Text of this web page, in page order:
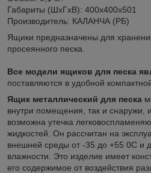
Габариты (ШхГхВ): 400х400х501
Производитель: КАЛАНЧА (РБ)
Ящики предназначены для
просеянного песка.
Все модели ящиков для песка
поставляются в удобной
Ящик металлический для песка
внутри помещения, так и снаружи,
возможна утечка
жидкостей. Он рассчитан на
внешней среды от -35 до +55 0С и
влажности. Это изделие имеет
его содержимое от воздействия